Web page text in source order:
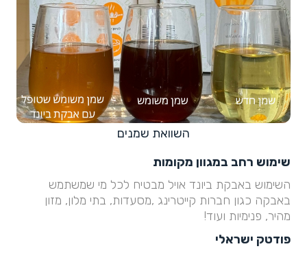
השוואת שמנים
שימוש רחב במגוון מקומות
השימוש באבקת ביונד אויל מבטיח לכל מי שמשתמש
באבקה כגון חברות קייטרינג ,מסעדות, בתי מלון, מזון
מהיר, פנימיות ועוד!
פודטק ישראלי